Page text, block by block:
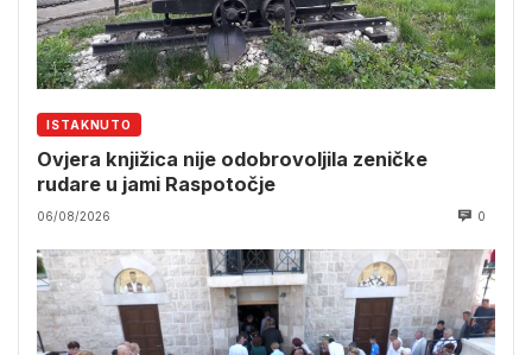
ISTAKNUTO
Ovjera knjižica nije odobrovoljila zeničke
rudare u jami Raspotočje
06/08/2026 0